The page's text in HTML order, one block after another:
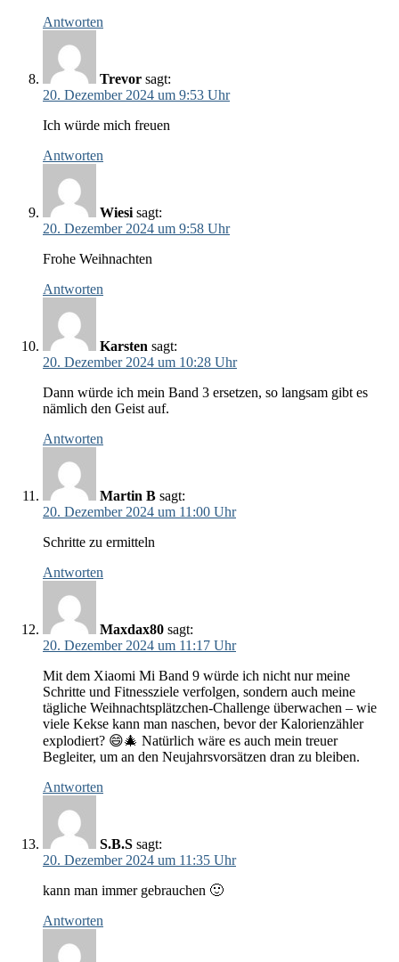
Antworten
Trevor sagt:
20. Dezember 2024 um 9:53 Uhr
Ich würde mich freuen
Antworten
Wiesi sagt:
20. Dezember 2024 um 9:58 Uhr
Frohe Weihnachten
Antworten
Karsten sagt:
20. Dezember 2024 um 10:28 Uhr
Dann würde ich mein Band 3 ersetzen, so langsam gibt es
nämlich den Geist auf.
Antworten
Martin B sagt:
20. Dezember 2024 um 11:00 Uhr
Schritte zu ermitteln
Antworten
Maxdax80 sagt:
20. Dezember 2024 um 11:17 Uhr
Mit dem Xiaomi Mi Band 9 würde ich nicht nur meine
Schritte und Fitnessziele verfolgen, sondern auch meine
tägliche Weihnachtsplätzchen-Challenge überwachen – wie
viele Kekse kann man naschen, bevor der Kalorienzähler
explodiert? 😄🎄 Natürlich wäre es auch mein treuer
Begleiter, um an den Neujahrsvorsätzen dran zu bleiben.
Antworten
S.B.S sagt:
20. Dezember 2024 um 11:35 Uhr
kann man immer gebrauchen 🙂
Antworten